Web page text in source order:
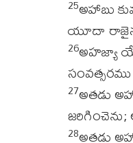
25అహాబు
యూదా
26అహజ్యా
27అతడు
జరిగించెను;
28అతడు